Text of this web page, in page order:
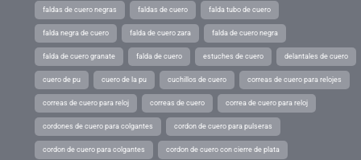
faldas de cuero negras faldas de cuero falda tubo de cuero
falda negra de cuero falda de cuero zara falda de cuero negra
falda de cuero granate falda de cuero estuches de cuero delantales de cuero
cuero de pu cuero de la pu cuchillos de cuero correas de cuero para relojes
correas de cuero para reloj correas de cuero correa de cuero para reloj
cordones de cuero para colgantes cordon de cuero para pulseras
cordon de cuero para colgantes cordon de cuero con cierre de plata